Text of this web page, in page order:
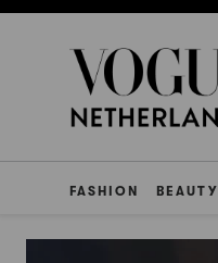
FASHION BEAUTY